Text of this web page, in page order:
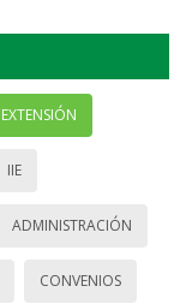
EXTENSIÓN
IIE
ADMINISTRACIÓN
CONVENIOS